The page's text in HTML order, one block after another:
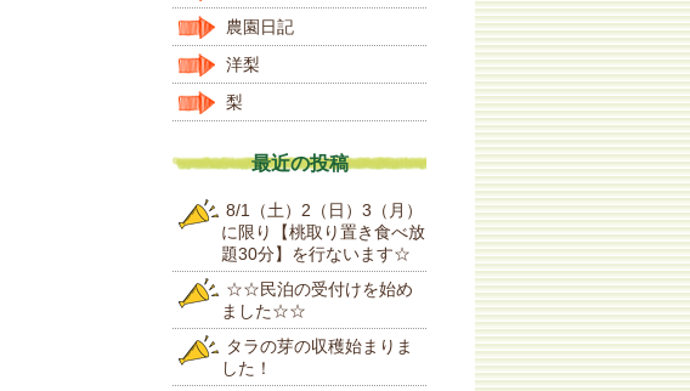
農園日記
洋梨
梨
最近の投稿
8/1（土）2（日）3（月）
に限り【桃取り置き食べ放
題30分】を行ないます☆
☆☆民泊の受付けを始め
ました☆☆
タラの芽の収穫始まりま
した！